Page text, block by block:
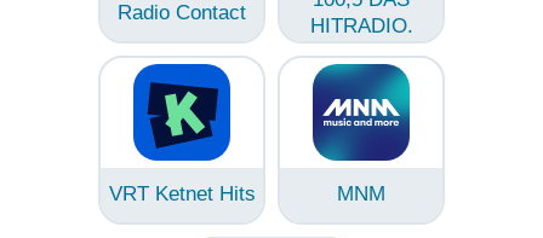
Radio Contact
HITRADIO.
VRT Ketnet Hits MNM